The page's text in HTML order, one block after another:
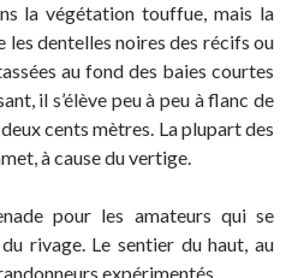
la végétation touffue, mais la
dentelles noires des récifs ou
au fond des baies courtes
il s’élève peu à peu à flanc de
cents mètres. La plupart des
à cause du vertige.
pour les amateurs qui se
rivage. Le sentier du haut, au
expérimentés.